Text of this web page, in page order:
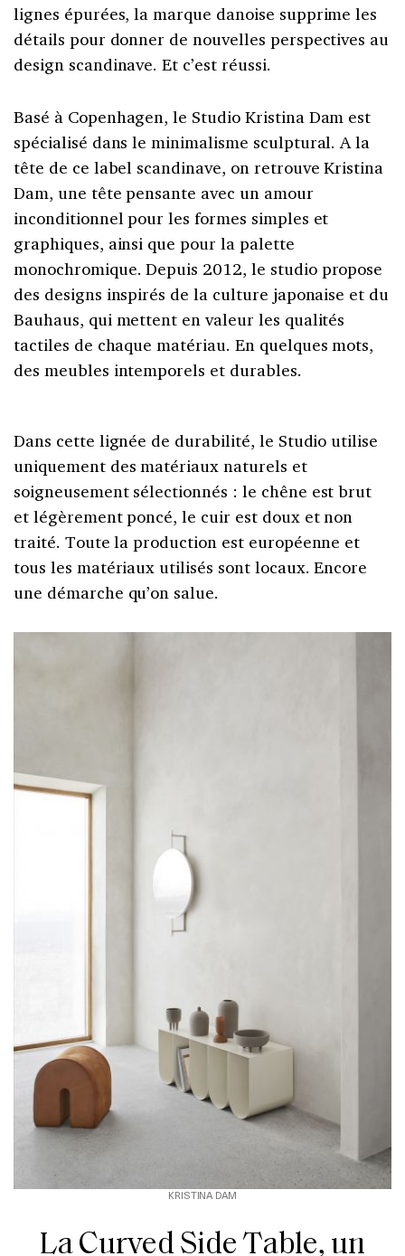
lignes épurées, la marque danoise supprime les
détails pour donner de nouvelles perspectives au
design scandinave. Et c’est réussi.
Basé à Copenhagen, le Studio Kristina Dam est
spécialisé dans le minimalisme sculptural. A la
tête de ce label scandinave, on retrouve Kristina
Dam, une tête pensante avec un amour
inconditionnel pour les formes simples et
graphiques, ainsi que pour la palette
monochromique. Depuis 2012, le studio propose
des designs inspirés de la culture japonaise et du
Bauhaus, qui mettent en valeur les qualités
tactiles de chaque matériau. En quelques mots,
des meubles intemporels et durables.
Dans cette lignée de durabilité, le Studio utilise
uniquement des matériaux naturels et
soigneusement sélectionnés : le chêne est brut
et légèrement poncé, le cuir est doux et non
traité. Toute la production est européenne et
tous les matériaux utilisés sont locaux. Encore
une démarche qu’on salue.
KRISTINA DAM
La Curved Side Table, un